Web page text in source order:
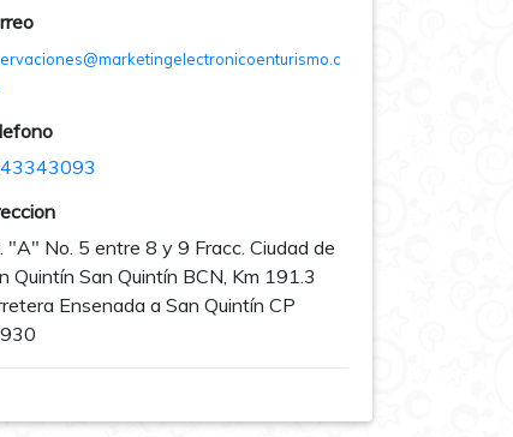
"A" No. 5 entre 8 y 9 Fracc. Ciudad de
Quintín San Quintín BCN, Km 191.3
Ensenada a San Quintín CP